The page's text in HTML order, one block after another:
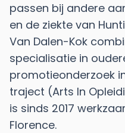
passen bij andere
en de ziekte van
Van Dalen-Kok
specialisatie in
promotieonderzoek
traject (Arts In
is sinds 2017
Florence.